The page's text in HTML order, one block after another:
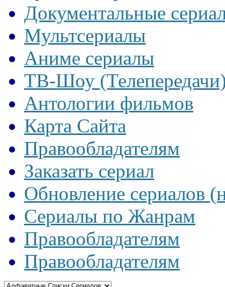
Документальные
Мультсериалы
Аниме сериалы
ТВ-Шоу
Антологии фильмов
Карта Сайта
Правообладателям
Заказать сериал
Обновление сериалов
Сериалы по Жанрам
Правообладателям
Правообладателям